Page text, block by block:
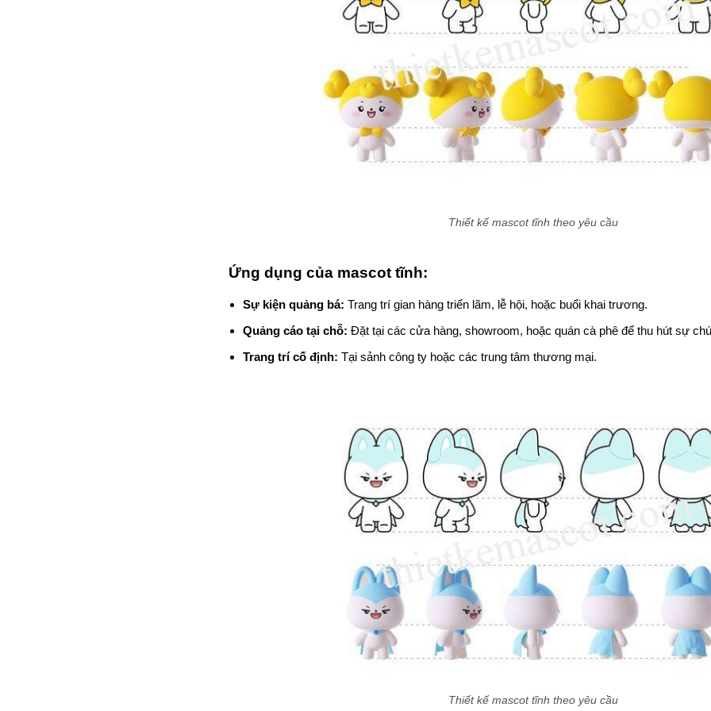
Thiết kế mascot tĩnh theo yêu cầu
Ứng dụng của mascot tĩnh:
Sự kiện quảng bá: Trang trí gian hàng triển lãm, lễ hội, hoặc buổi khai trương.
Quảng cáo tại chỗ: Đặt tại các cửa hàng, showroom, hoặc quán cà phê để thu hút sự
Trang trí cố định: Tại sảnh công ty hoặc các trung tâm thương mại.
Thiết kế mascot tĩnh theo yêu cầu